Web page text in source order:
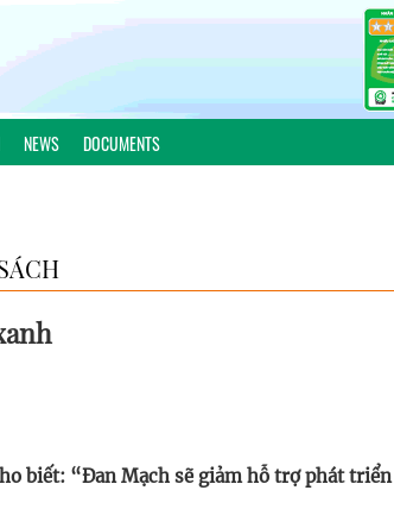
NEWS DOCUMENTS
biết: “Đan Mạch sẽ giảm hỗ trợ phát triển